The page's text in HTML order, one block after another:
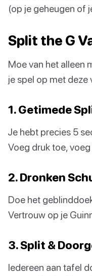
(op je geheugen of
Split the G
Moe van het alleen
je spel op met deze
1. Getimede
Je hebt precies 5
Voeg druk toe,
2. Dronken
Doe het
Vertrouw op je
3. Split &
Iedereen aan tafel